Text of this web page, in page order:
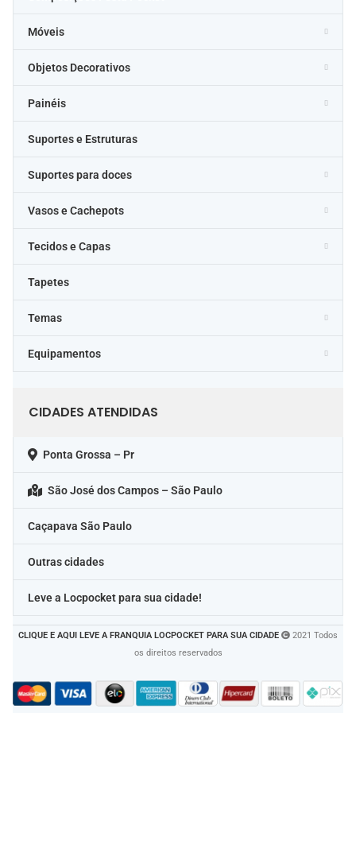
Móveis
Objetos Decorativos
Painéis
Suportes e Estruturas
Suportes para doces
Vasos e Cachepots
Tecidos e Capas
Tapetes
Temas
Equipamentos
CIDADES ATENDIDAS
Ponta Grossa – Pr
São José dos Campos – São Paulo
Caçapava São Paulo
Outras cidades
Leve a Locpocket para sua cidade!
CLIQUE E AQUI LEVE A FRANQUIA LOCPOCKET PARA SUA CIDADE
2021 Todos
os direitos reservados